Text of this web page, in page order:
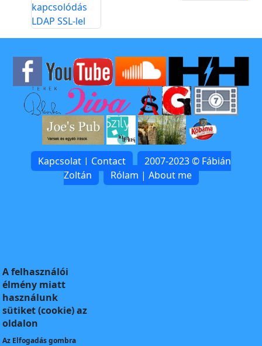
kapcsolódás
LDAP SSL-lel
Kapcsolat | Contact
2007-2023 © Fábián
Zoltán
Rólam | About me
A felhasználói
élmény miatt
használunk
sütiket (cookie) az
oldalon
Az Elfogadásgombra